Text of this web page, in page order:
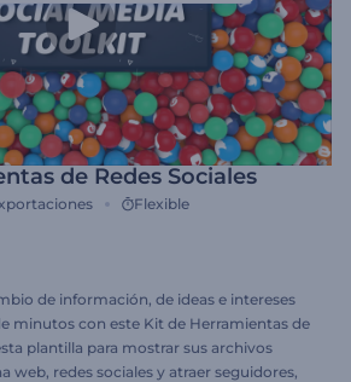
de Redes Sociales
Flexible
de información, de ideas e intereses
minutos con este Kit de Herramientas de
plantilla para mostrar sus archivos
web, redes sociales y atraer seguidores,